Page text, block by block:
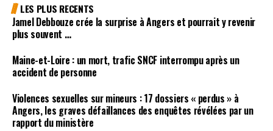
LES PLUS RECENTS
Jamel Debbouze crée la surprise à Angers et pourrait y revenir
plus souvent …
Maine-et-Loire : un mort, trafic SNCF interrompu après un
accident de personne
Violences sexuelles sur mineurs : 17 dossiers « perdus » à
Angers, les graves défaillances des enquêtes révélées par un
rapport du ministère